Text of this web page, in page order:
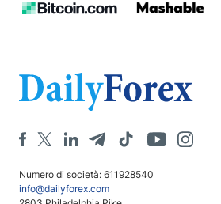
Numero di società: 611928540
info@dailyforex.com